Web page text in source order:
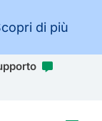
di più